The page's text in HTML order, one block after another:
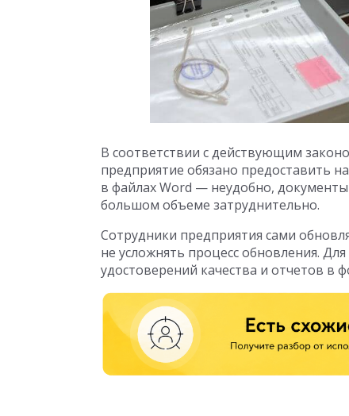
В соответствии с действующим
предприятие обязано предоставить
в файлах Word — неудобно,
большом объеме затруднительно.
Сотрудники предприятия сами
не усложнять процесс обновления.
удостоверений качества и отчетов в